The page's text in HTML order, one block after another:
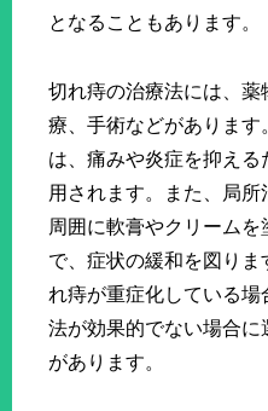
となることもあります。
切れ痔の治療法には、薬
療、手術などがあります
は、痛みや炎症を抑える
用されます。また、局所
周囲に軟膏やクリームを
で、症状の緩和を図りま
れ痔が重症化している場
法が効果的でない場合に
があります。